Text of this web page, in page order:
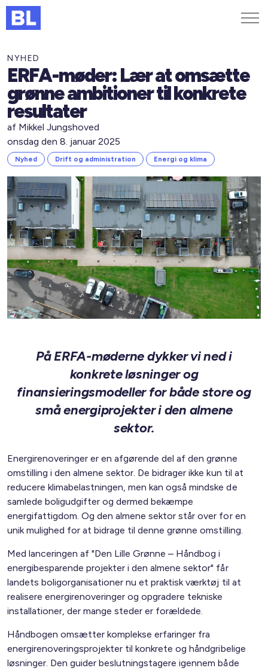
Genveje
Kurser og arrangementer
Jobportalen
MitBL
NYHED
ERFA-møder: Lær at omsætte
grønne ambitioner til konkrete
resultater
af Mikkel Jungshoved
onsdag den 8. januar 2025
Nyhed Drift og administration Energi og klima
På ERFA-møderne dykker vi ned i
konkrete løsninger og
finansieringsmodeller for både store og
små energiprojekter i den almene
sektor.
Energirenoveringer er en afgørende del af den grønne
omstilling i den almene sektor. De bidrager ikke kun til at
reducere klimabelastningen, men kan også mindske de
samlede boligudgifter og dermed bekæmpe
energifattigdom. Og den almene sektor står over for en
unik mulighed for at bidrage til denne grønne omstilling.
Med lanceringen af "Den Lille Grønne – Håndbog i
energibesparende projekter i den almene sektor" får
landets boligorganisationer nu et praktisk værktøj til at
realisere energirenoveringer og opgradere tekniske
installationer, der mange steder er forældede.
Håndbogen omsætter komplekse erfaringer fra
energirenoveringsprojekter til konkrete og håndgribelige
løsninger. Den guider beslutningstagere igennem både